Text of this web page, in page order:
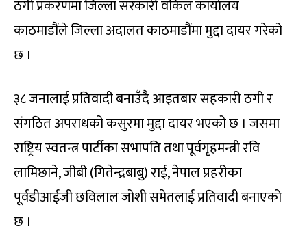
ठगी प्रकरणमा जिल्ला सरकारी वकिल कार्यालय
काठमाडौंले जिल्ला अदालत काठमाडौंमा मुद्दा दायर गरेको
छ ।
३८ जनालाई प्रतिवादी बनाउँदै आइतबार सहकारी ठगी र
संगठित अपराधको कसुरमा मुद्दा दायर भएको छ । जसमा
राष्ट्रिय स्वतन्त्र पार्टीका सभापति तथा पूर्वगृहमन्त्री रवि
लामिछाने, जीबी (गितेन्द्रबाबु) राई, नेपाल प्रहरीका
पूर्वडीआईजी छविलाल जोशी समेतलाई प्रतिवादी बनाएको
छ ।